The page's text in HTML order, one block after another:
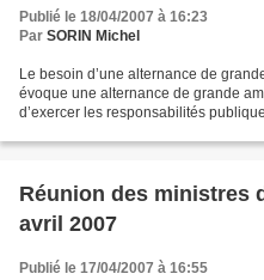
Publié le 18/04/2007 à 16:23
Par SORIN Michel
Le besoin d’une alternance de
évoque une alternance de grande
d’exercer les responsabilités
Réunion des ministres
avril 2007
Publié le 17/04/2007 à 16:55